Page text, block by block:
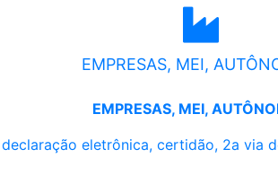
EMPRESAS, MEI,
EMPRESAS, MEI,
eletrônica, certidão, 2a via